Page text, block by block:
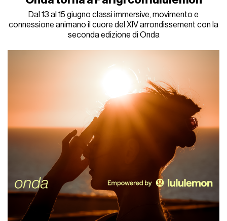
Dal 13 al 15 giugno classi immersive, movimento e
connessione animano il cuore del XIV arrondissement con la
seconda edizione di Onda